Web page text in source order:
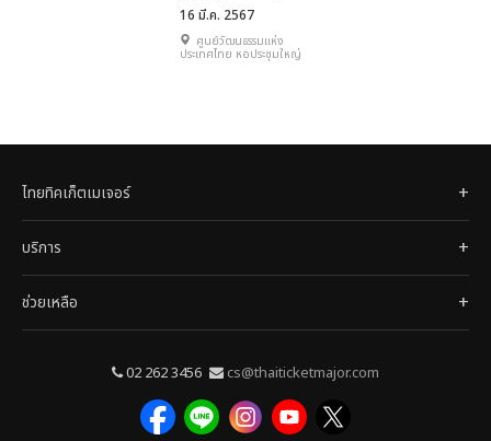
16 มี.ค. 2567
ศูนย์วัฒนธรรมแห่ง
ประเทศไทย หอประชุมใหญ่
ไทยทิคเก็ตเมเจอร์
บริการ
ช่วยเหลือ
02 262 3456 cs@thaiticketmajor.com